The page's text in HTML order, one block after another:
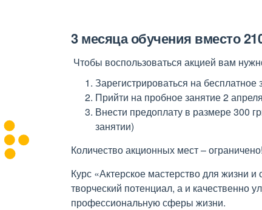
3 месяца обучения вместо
Чтобы воспользоваться акцией вам
Зарегистрироваться на бесплатное
Прийти на пробное занятие 2
Внести предоплату в размере 300
занятии)
Количество акционных мест – ограничено!
Курс «Актерское мастерство для жизни
творческий потенциал, а и качественно
профессиональную сферы жизни.